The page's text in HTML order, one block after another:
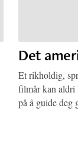
Det
Et rikholdig,
filmår kan aldri
på å guide deg